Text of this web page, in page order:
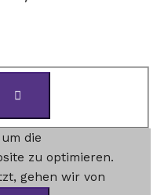
die
zu optimieren.
gehen wir von